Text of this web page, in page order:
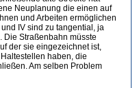
Neuplanung die einen auf
und Arbeiten ermöglichen
IV sind zu tangential, ja
Straßenbahn müsste
der sie eingezeichnet ist,
haben, die
Am selben Problem